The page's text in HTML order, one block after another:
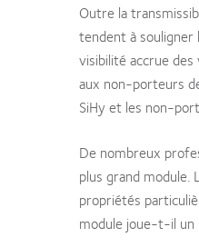
Outre la
tendent à
visibilité accrue
aux non-porteurs
SiHy et les non-
De nombreux
plus grand
propriétés
module joue-t-il un